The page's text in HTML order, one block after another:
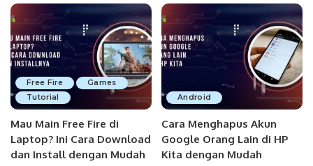
Free Fire
Games
Tutorial
Mau Main Free Fire di
Laptop? Ini Cara Download
dan Install dengan Mudah
Android
Cara Menghapus Akun
Google Orang Lain di HP
Kita dengan Mudah